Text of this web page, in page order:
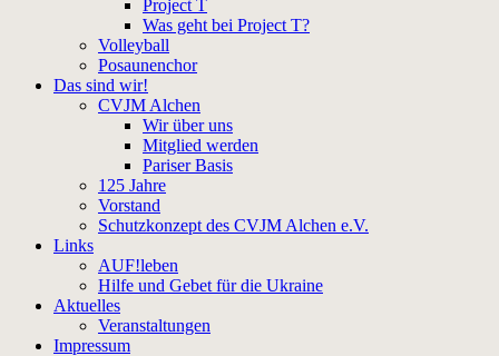
Project T
Was geht bei Project T?
Volleyball
Posaunenchor
Das sind wir!
CVJM Alchen
Wir über uns
Mitglied werden
Pariser Basis
125 Jahre
Vorstand
Schutzkonzept des CVJM Alchen e.V.
Links
AUF!leben
Hilfe und Gebet für die Ukraine
Aktuelles
Veranstaltungen
Impressum